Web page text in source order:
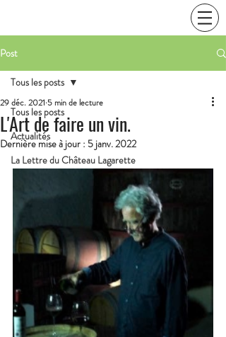
Post
Tous les posts
Actualités
La Lettre du Château Lagarette
Tous les posts
L'Art de faire un vin.
29 déc. 2021 5 min de lecture
Dernière mise à jour : 5 janv. 2022